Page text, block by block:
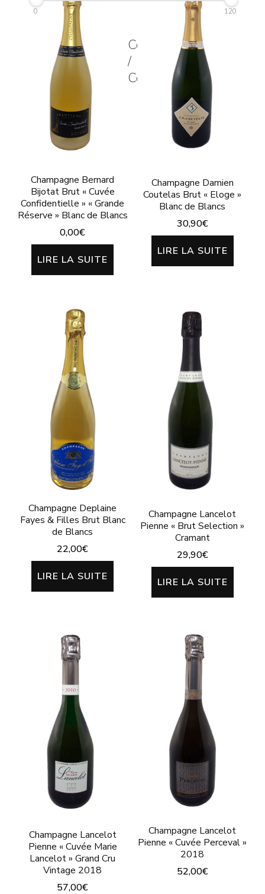
peuvent
être
choisies
sur
page
du
produit
Champagne Bernard
Bijotat Brut « Cuvée
Confidentielle » « Grande
Réserve » Blanc de Blancs
0,00€
LIRE LA SUITE
Champagne Damien
Coutelas Brut « Eloge »
Blanc de Blancs
30,90€
LIRE LA SUITE
Champagne Deplaine
Fayes & Filles Brut Blanc
de Blancs
22,00€
LIRE LA SUITE
Champagne Lancelot
Pienne « Brut Selection »
Cramant
29,90€
LIRE LA SUITE
Champagne Lancelot
Pienne « Cuvée Marie
Lancelot » Grand Cru
Vintage 2018
57,00€
Champagne Lancelot
Pienne « Cuvée Perceval »
2018
52,00€
0 120
Couleur
/
Color